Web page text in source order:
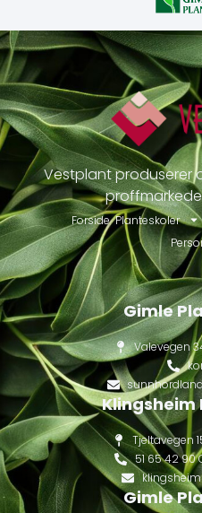
Vestplant produserer
Forside Planteskoler
Gimle
Valevegen
Klingsheim
Tjeltavegen
51 65 42 90
Gimle